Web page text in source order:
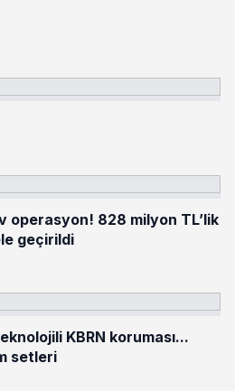
operasyon! 828 milyon TL’lik
geçirildi
KBRN koruması...
setleri